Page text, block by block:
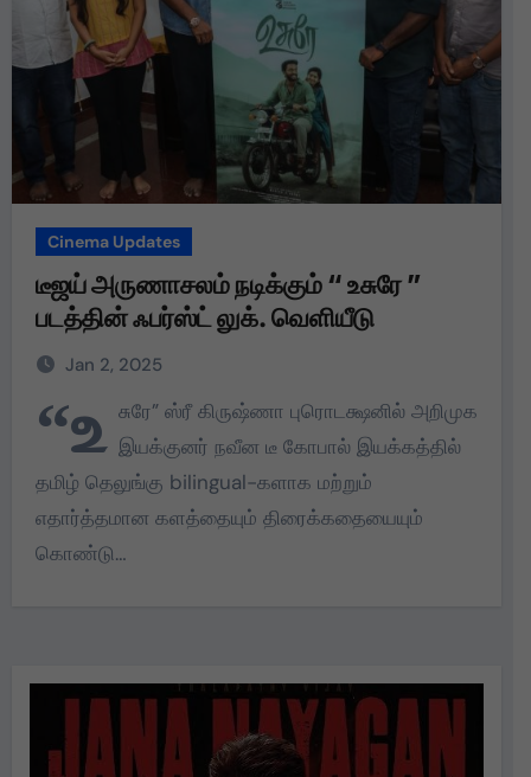
Cinema Updates
டீஜய் அருணாசலம் நடிக்கும் “ உசுரே ”
படத்தின் ஃபர்ஸ்ட் லுக். வெளியீடு
Jan 2, 2025
“உ சுரே” ஸ்ரீ கிருஷ்ணா புரொடக்ஷனில் அறிமுக
இயக்குனர் நவீன டீ கோபால் இயக்கத்தில்
தமிழ் தெலுங்கு bilingual-களாக மற்றும்
எதார்த்தமான களத்தையும் திரைக்கதையையும்
கொண்டு…